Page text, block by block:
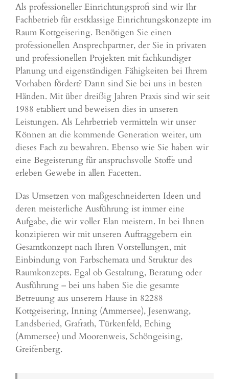
Als professioneller Einrichtungsprofi sind wir Ihr
Fachbetrieb für erstklassige Einrichtungskonzepte im
Raum Kottgeisering. Benötigen Sie einen
professionellen Ansprechpartner, der Sie in privaten
und professionellen Projekten mit fachkundiger
Planung und eigenständigen Fähigkeiten bei Ihrem
Vorhaben fördert? Dann sind Sie bei uns in besten
Händen. Mit über dreißig Jahren Praxis sind wir seit
1988 etabliert und beweisen dies in unseren
Leistungen. Als Lehrbetrieb vermitteln wir unser
Können an die kommende Generation weiter, um
dieses Fach zu bewahren. Ebenso wie Sie haben wir
eine Begeisterung für anspruchsvolle Stoffe und
erleben Gewebe in allen Facetten.
Das Umsetzen von maßgeschneiderten Ideen und
deren meisterliche Ausführung ist immer eine
Aufgabe, die wir voller Elan meistern. In bei Ihnen
konzipieren wir mit unseren Auftraggebern ein
Gesamtkonzept nach Ihren Vorstellungen, mit
Einbindung von Farbschemata und Struktur des
Raumkonzepts. Egal ob Gestaltung, Beratung oder
Ausführung – bei uns haben Sie die gesamte
Betreuung aus unserem Hause in 82288
Kottgeisering, Inning (Ammersee), Jesenwang,
Landsberied, Grafrath, Türkenfeld, Eching
(Ammersee) und Moorenweis, Schöngeising,
Greifenberg.